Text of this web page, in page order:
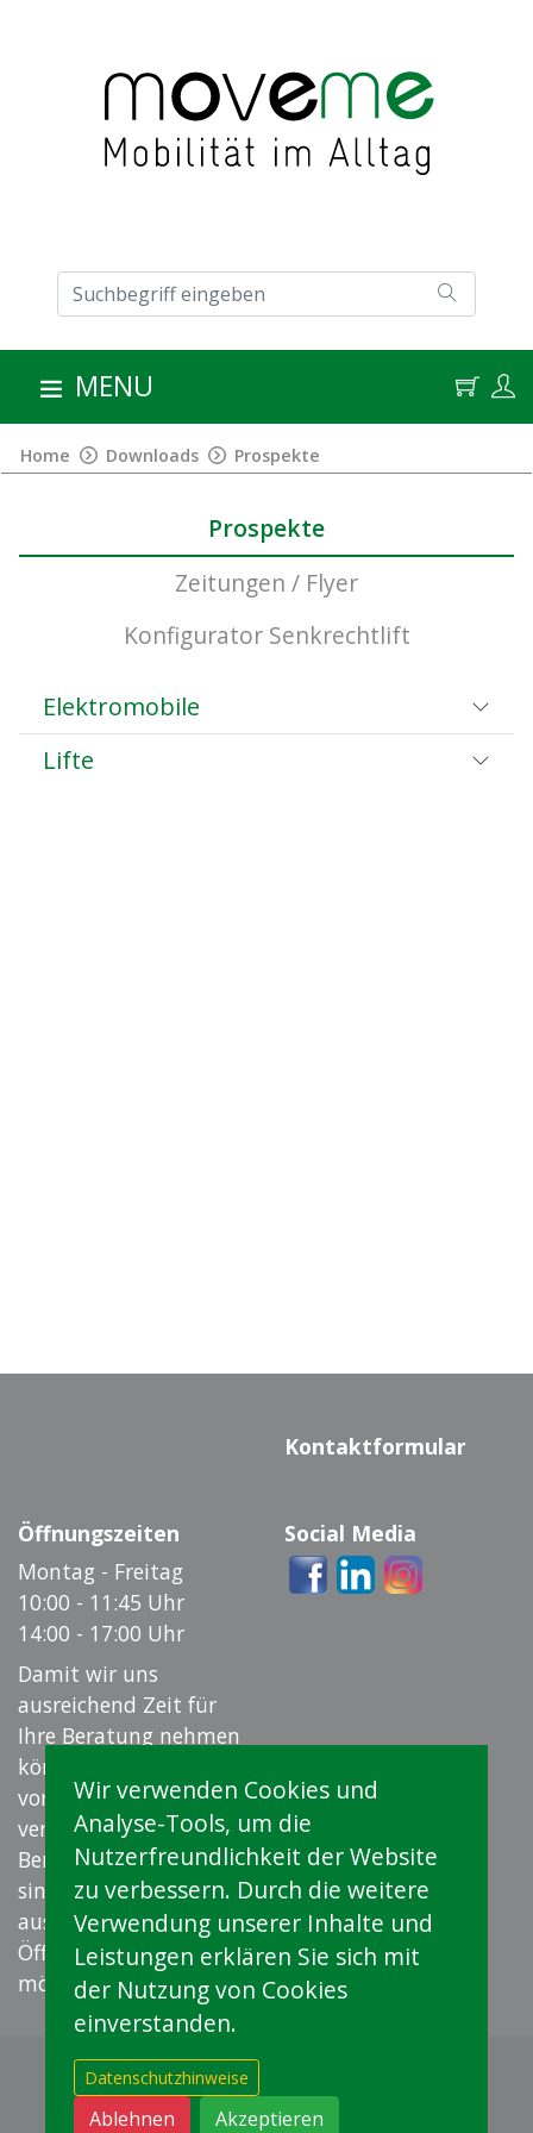
Wir verwenden Cookies und
Analyse-Tools, um die
Nutzerfreundlichkeit der Website
zu verbessern. Durch die weitere
Verwendung unserer Inhalte und
Leistungen erklären Sie sich mit
der Nutzung von Cookies
einverstanden.
Datenschutzhinweise
Ablehnen Akzeptieren
MENU
Home Downloads Prospekte
Prospekte
Zeitungen / Flyer
Konfigurator Senkrechtlift
Elektromobile
Lifte
Kontaktformular
Öffnungszeiten
Montag - Freitag
10:00 - 11:45 Uhr
14:00 - 17:00 Uhr
Damit wir uns
ausreichend Zeit für
Ihre Beratung nehmen
können, empfehlen wir
vorab einen Termin zu
vereinbaren.
Beratungsgespräche
sind auf Wunsch auch
ausserhalb der
Öffnungszeiten
möglich.
Social Media
moveme ag
Bruneggerstrasse 45
5103 Möriken
+41 62 887 00 40